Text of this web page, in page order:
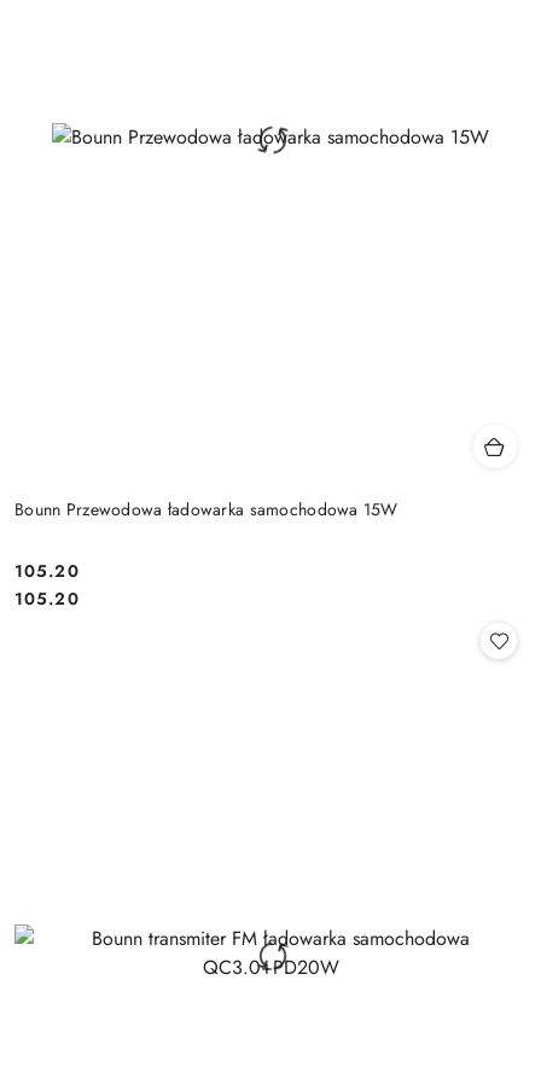
Bounn Przewodowa ładowarka samochodowa 15W
Cena:
105.20
Cena:
105.20